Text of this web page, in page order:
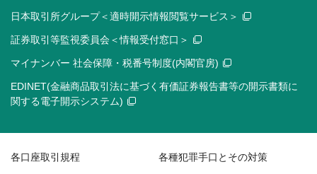
日本取引所グループ＜適時開示情報閲覧サービス＞
証券取引等監視委員会＜情報受付窓口＞
マイナンバー 社会保障・税番号制度(内閣官房)
EDINET(金融商品取引法に基づく有価証券報告書等の開示書類に
関する電子開示システム)
各口座取引規程 各種犯罪手口とその対策